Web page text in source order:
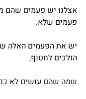
אצלנו יש פעמים שהם
פעמים שלא.
יש את הפעמים האלה
הולכים לחטוף,
שמה שהם עושים לא